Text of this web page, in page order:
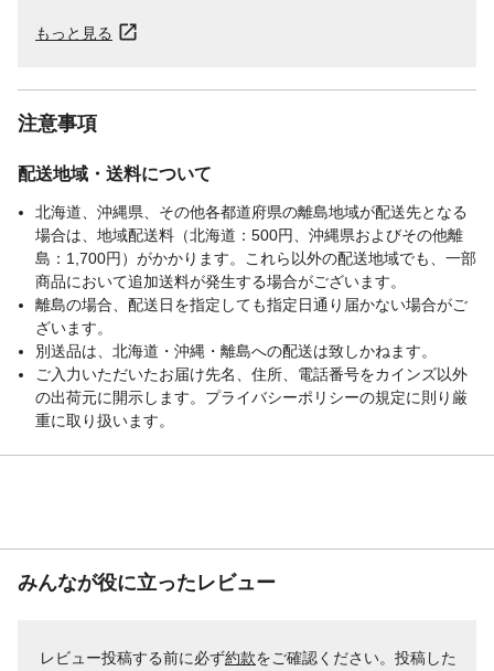
もっと見る
注意事項
配送地域・送料について
北海道、沖縄県、その他各都道府県の離島地域が配送先となる
場合は、地域配送料（北海道：500円、沖縄県およびその他離
島：1,700円）がかかります。これら以外の配送地域でも、一部
商品において追加送料が発生する場合がございます。
離島の場合、配送日を指定しても指定日通り届かない場合がご
ざいます。
別送品は、北海道・沖縄・離島への配送は致しかねます。
ご入力いただいたお届け先名、住所、電話番号をカインズ以外
の出荷元に開示します。プライバシーポリシーの規定に則り厳
重に取り扱います。
みんなが役に立ったレビュー
レビュー投稿する前に必ず約款をご確認ください。投稿した